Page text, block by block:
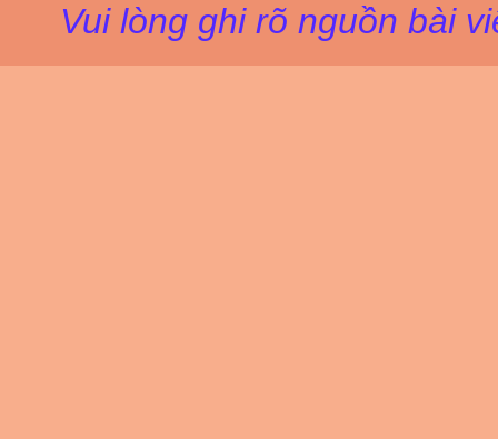
Vui lòng ghi rõ nguồn bài